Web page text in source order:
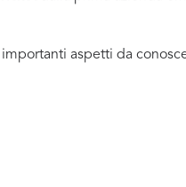
aspetti da